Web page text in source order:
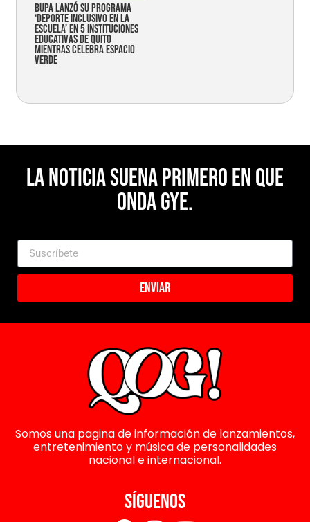
Bupa lanzó su programa
‘Deporte Inclusivo en la
Escuela’ en 5 instituciones
educativas de Quito
mientras celebra espacio
verde
La noticia suena primero en Que
Onda Gye.
Enviar
Somos una pagina de información de lanzamientos,
entretenimiento y música de personalidades
nacional e internacional.
SÍGUENOS